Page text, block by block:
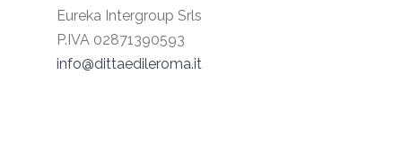
Eureka Intergroup Srls
P.IVA 02871390593
info@dittaedileroma.it